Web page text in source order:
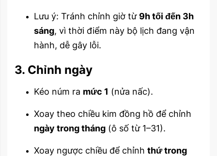
Lưu ý: Tránh chỉnh giờ từ 9h tối đến 3h
sáng, vì thời điểm này bộ lịch đang vận
hành, dễ gây lỗi.
3. Chỉnh ngày
Kéo núm ra mức 1 (nửa nấc).
Xoay theo chiều kim đồng hồ để chỉnh
ngày trong tháng (ô số từ 1–31).
Xoay ngược chiều để chỉnh thứ trong